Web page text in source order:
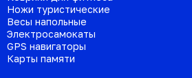
Ножи туристические
Весы напольные
Электросамокаты
GPS навигаторы
Карты памяти